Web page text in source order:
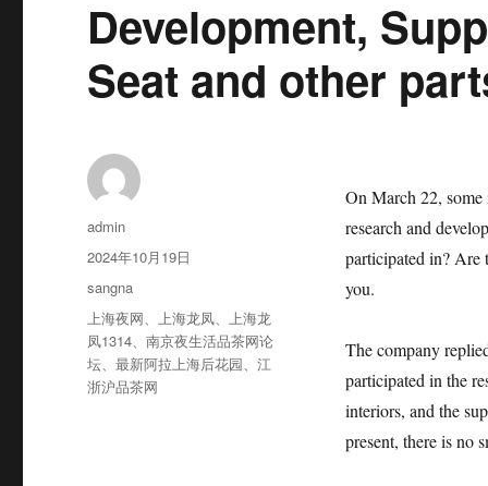
Development,
Seat and other
On March 22,
research and
participated in? Are
you.
The company
participated in the
interiors, and the
present, there is no
作
者
admin
发
2024年10月19日
分
类
sangna
标
签
上海夜网、上海龙凤、上海龙
凤1314、南京夜生活品茶网论
坛、最新阿拉上海后花园、江
浙沪品茶网